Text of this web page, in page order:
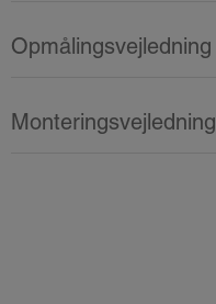
Opmålingsvejledning
Monteringsvejledning